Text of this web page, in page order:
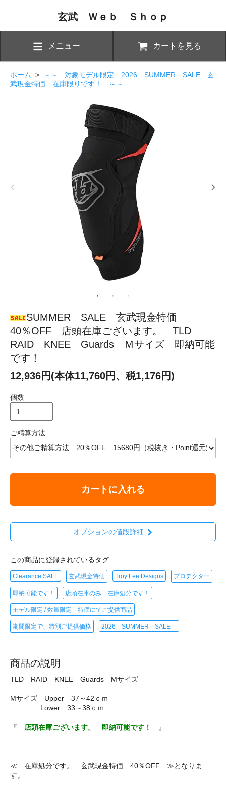
玄武 Ｗｅｂ Ｓｈｏｐ
メニュー カートを見る
ホーム >
～～ 対象モデル限定 2026 SUMMER SALE 玄
武現金特価 在庫限りです！ ～～
SUMMER SALE 玄武現金特価
40％OFF 店頭在庫ございます。 TLD
RAID KNEE Guards Ｍサイズ 即納可能
です！
12,936円(本体11,760円、税1,176円)
個数
ご精算方法
カートに入れる
オプションの値段詳細
この商品に登録されているタグ
Clearance SALE 玄武現金特価 Troy Lee Designs プロテクター
即納可能です！ 店頭在庫のみ 在庫処分です！
モデル限定 / 数量限定 特価にてご提供商品
期間限定で、特別ご提供価格 2026 SUMMER SALE
商品の説明
TLD RAID KNEE Guards Mサイズ
Mサイズ Upper 37～42ｃｍ
Lower 33～38ｃｍ
『 店頭在庫ございます。 即納可能です！ 』
≪ 在庫処分です。 玄武現金特価 40％OFF ≫となりま
す。